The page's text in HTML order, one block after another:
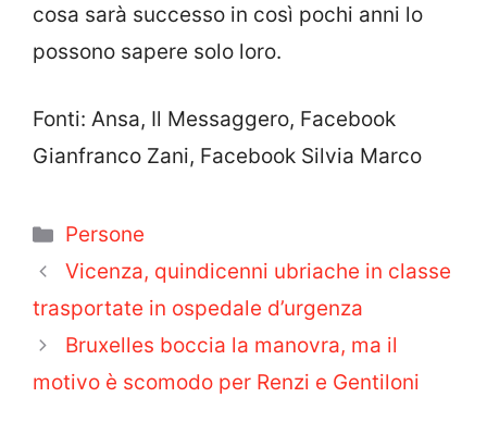
cosa sarà successo in così pochi anni lo
possono sapere solo loro.
Fonti: Ansa, Il Messaggero, Facebook
Gianfranco Zani, Facebook Silvia Marco
Categorie
Persone
Vicenza, quindicenni ubriache in classe
trasportate in ospedale d’urgenza
Bruxelles boccia la manovra, ma il
motivo è scomodo per Renzi e Gentiloni